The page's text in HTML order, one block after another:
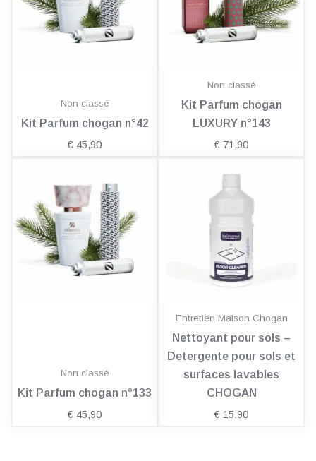
Non classé
Kit Parfum chogan n°42
€ 45,90
Non classé
Kit Parfum chogan
LUXURY n°143
€ 71,90
Non classé
Kit Parfum chogan n°133
€ 45,90
Entretien Maison Chogan
Nettoyant pour sols –
Detergente pour sols et
surfaces lavables
CHOGAN
€ 15,90